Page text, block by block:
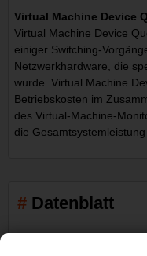
Virtual Machine Device
Virtual Machine Device
einiger Switching-
Netzwerkhardware, die
wurde. Virtual Machine
Betriebskosten im
des Virtual-Machine-
die
Datenblatt